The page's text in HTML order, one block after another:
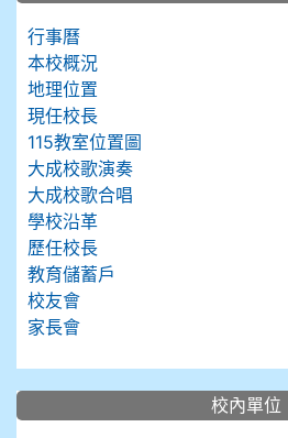
行事曆
本校概況
地理位置
現任校長
115教室位置圖
大成校歌演奏
大成校歌合唱
學校沿革
歷任校長
教育儲蓄戶
校友會
家長會
校內單位